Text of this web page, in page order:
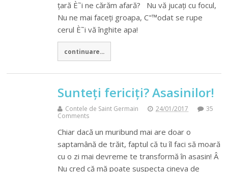
țară È˜i ne cărăm afară? Nu vă jucați cu focul,
Nu ne mai faceți groapa, C"™odat se rupe
cerul È˜i vă înghite apa!
continuare...
Sunteți fericiți? Asasinilor!
Contele de Saint Germain 24/01/2017
35
Comments
Chiar dacă un muribund mai are doar o
saptamână de trăit, faptul că tu îl faci să moară
cu o zi mai devreme te transformă în asasin! Â
Nu cred că mă poate suspecta cineva de